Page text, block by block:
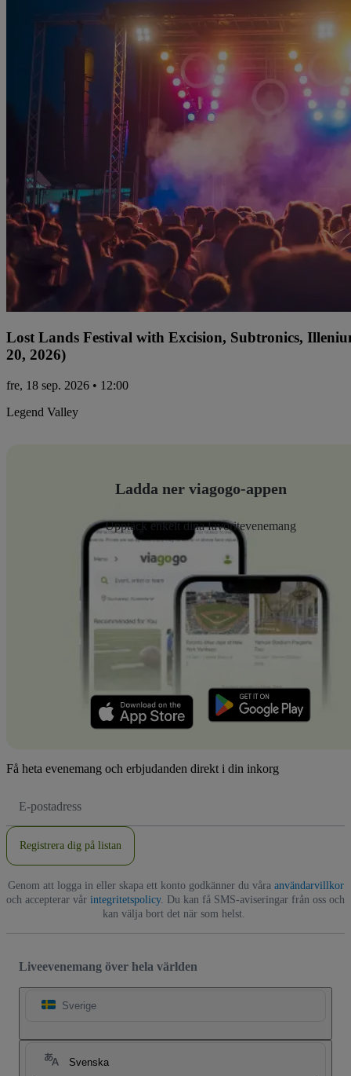
Lost Lands Festival with Excision, Subtronics,
20, 2026)
fre, 18 sep. 2026 • 12:00
Legend Valley
Ladda ner viagogo-appen
Upptäck enkelt dina favoritevenemang
Få heta evenemang och erbjudanden direkt i din inkorg
postadress
Registrera dig på listan
Genom att logga in eller skapa ett konto godkänner du våra användarvillkor
och accepterar vår integritetspolicy. Du kan få SMS-aviseringar från oss och
kan välja bort det när som helst.
Liveevenemang över hela världen
Sverige
Svenska